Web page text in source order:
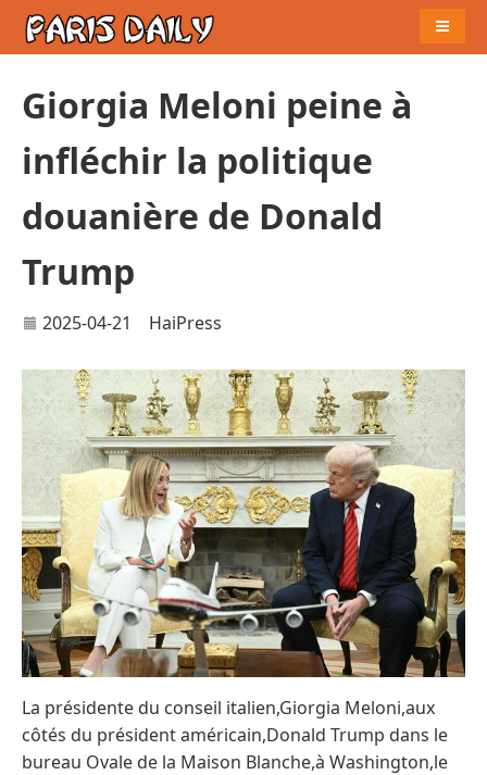
Giorgia Meloni peine à
infléchir la politique
douanière de Donald
Trump
2025-04-21 HaiPress
La présidente du conseil italien,Giorgia Meloni,aux
côtés du président américain,Donald Trump dans le
bureau Ovale de la Maison Blanche,à Washington,le